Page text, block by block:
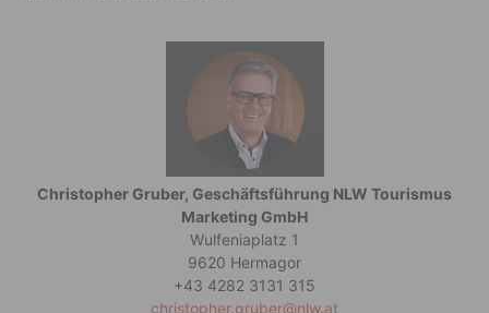
Christopher Gruber, Geschäftsführung NLW Tourismus
Marketing GmbH
Wulfeniaplatz 1
9620 Hermagor
+43 4282 3131 315
christopher.gruber@nlw.at